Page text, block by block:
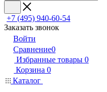
+7 (495) 940-60-54
Заказать звонок
Войти
Сравнение0
Избранные товары 0
Корзина 0
Каталог